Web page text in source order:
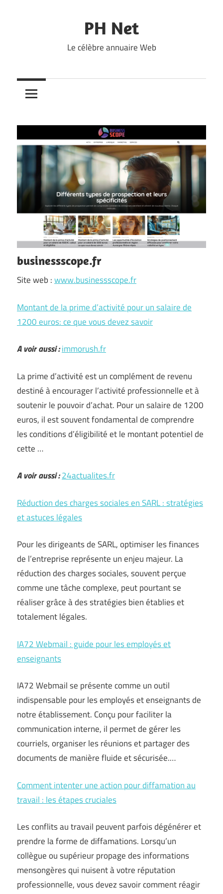
PH Net
Le célèbre annuaire Web
businessscope.fr
Site web :www.businessscope.fr
Montant de la prime d’activité pour un salaire de
1200 euros: ce que vous devez savoir
A voir aussi :immorush.fr
La prime d’activité est un complément de revenu
destiné à encourager l’activité professionnelle et à
soutenir le pouvoir d’achat. Pour un salaire de 1200
euros, il est souvent fondamental de comprendre
les conditions d’éligibilité et le montant potentiel de
cette …
A voir aussi :24actualites.fr
Réduction des charges sociales en SARL : stratégies
et astuces légales
Pour les dirigeants de SARL, optimiser les finances
de l’entreprise représente un enjeu majeur. La
réduction des charges sociales, souvent perçue
comme une tâche complexe, peut pourtant se
réaliser grâce à des stratégies bien établies et
totalement légales.
IA72 Webmail : guide pour les employés et
enseignants
IA72 Webmail se présente comme un outil
indispensable pour les employés et enseignants de
notre établissement. Conçu pour faciliter la
communication interne, il permet de gérer les
courriels, organiser les réunions et partager des
documents de manière fluide et sécurisée.…
Comment intenter une action pour diffamation au
travail : les étapes cruciales
Les conflits au travail peuvent parfois dégénérer et
prendre la forme de diffamations. Lorsqu’un
collègue ou supérieur propage des informations
mensongères qui nuisent à votre réputation
professionnelle, vous devez savoir comment réagir